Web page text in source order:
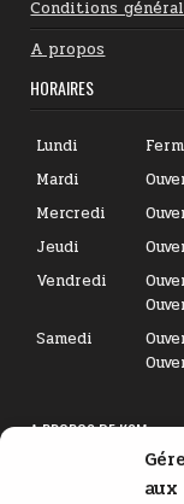
Conditions
A propos
HORAIRES
Lundi
Mardi
Mercredi
Jeudi
Vendredi
Samedi
A PROPOS DE KSM